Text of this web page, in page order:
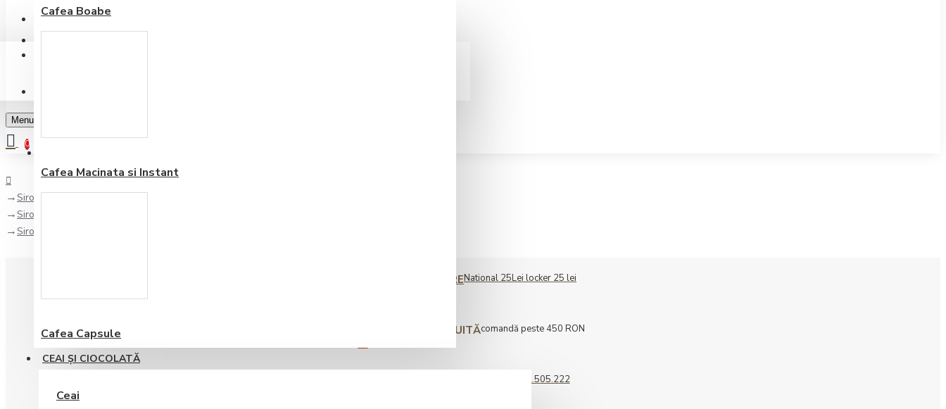
Contul meu
Cafea Boabe
Cafea Macinata si Instant
Cafea Capsule
CEAI ŞI CIOCOLATĂ
Ceai
CONECTARE
Menu
0
Sirop/ Topping
Sirop
Sirop 1883 Bubble Gum 1 L
COST LIVRARENational 25Lei locker 25 lei
LIVRARE GRATUITĂcomandă peste 450 RON
0722.505.222